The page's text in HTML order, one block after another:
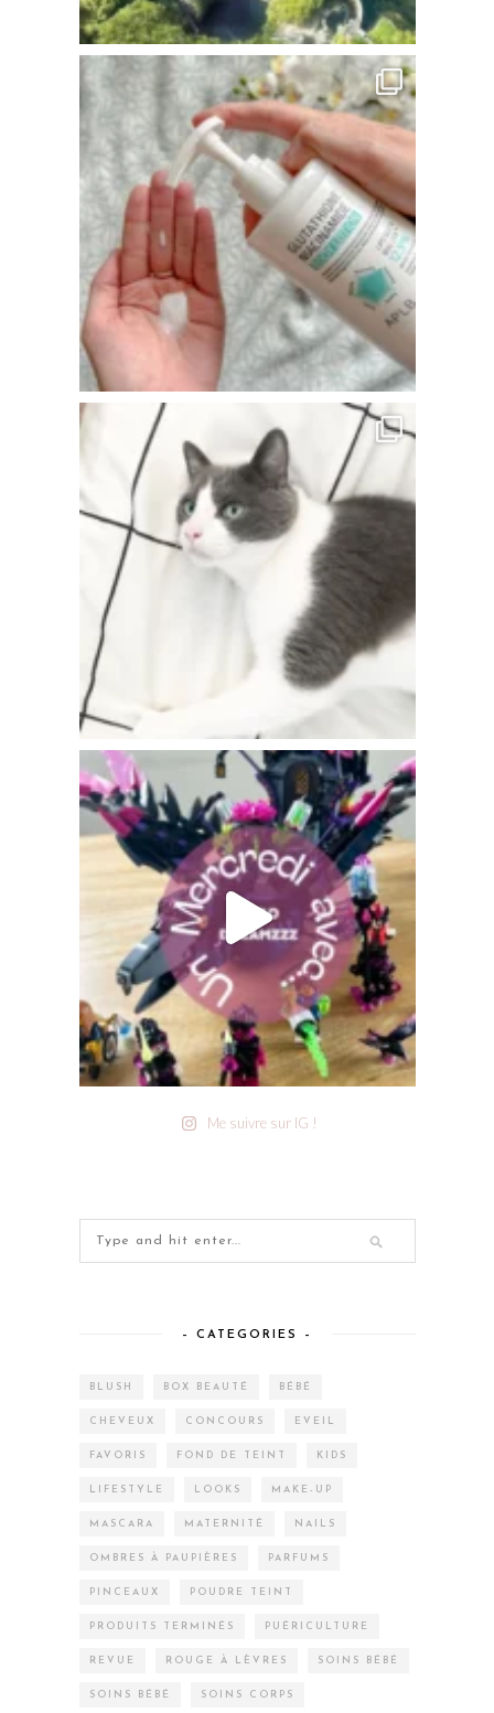
Me suivre sur IG !
– CATEGORIES –
BLUSH BOX BEAUTÉ BÉBÉ
CHEVEUX CONCOURS EVEIL
FAVORIS FOND DE TEINT KIDS
LIFESTYLE LOOKS MAKE-UP
MASCARA MATERNITÉ NAILS
OMBRES À PAUPIÈRES PARFUMS
PINCEAUX POUDRE TEINT
PRODUITS TERMINÉS PUÉRICULTURE
REVUE ROUGE À LÈVRES SOINS BÉBÉ
SOINS BÉBÉ SOINS CORPS